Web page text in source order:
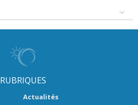
RUBRIQUES
Actualités